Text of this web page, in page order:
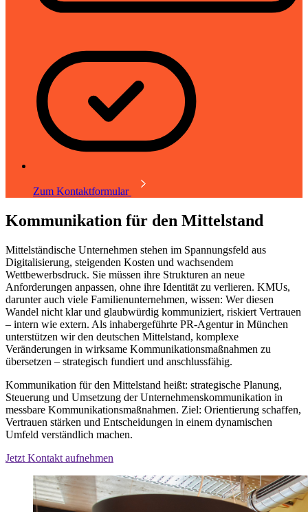
Zum Kontaktformular
Kommunikation für den Mittelstand
Mittelständische Unternehmen stehen im Spannungsfeld aus
Digitalisierung, steigenden Kosten und wachsendem
Wettbewerbsdruck. Sie müssen ihre Strukturen an neue
Anforderungen anpassen, ohne ihre Identität zu verlieren. KMUs,
darunter auch viele Familienunternehmen, wissen: Wer diesen
Wandel nicht klar und glaubwürdig kommuniziert, riskiert Vertrauen
– intern wie extern. Als inhabergeführte PR-Agentur in München
unterstützen wir den deutschen Mittelstand, komplexe
Veränderungen in wirksame Kommunikationsmaßnahmen zu
übersetzen – strategisch fundiert und anschlussfähig.
Kommunikation für den Mittelstand heißt: strategische Planung,
Steuerung und Umsetzung der Unternehmenskommunikation in
messbare Kommunikationsmaßnahmen. Ziel: Orientierung schaffen,
Vertrauen stärken und Entscheidungen in einem dynamischen
Umfeld verständlich machen.
Jetzt Kontakt aufnehmen